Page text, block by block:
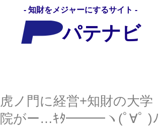
- 知財をメジャーにするサイト -
パテナビ
虎ノ門に経営+知財の大学
院がー…ｷﾀ━━━ヽ(ﾟ∀ﾟ )ﾉ